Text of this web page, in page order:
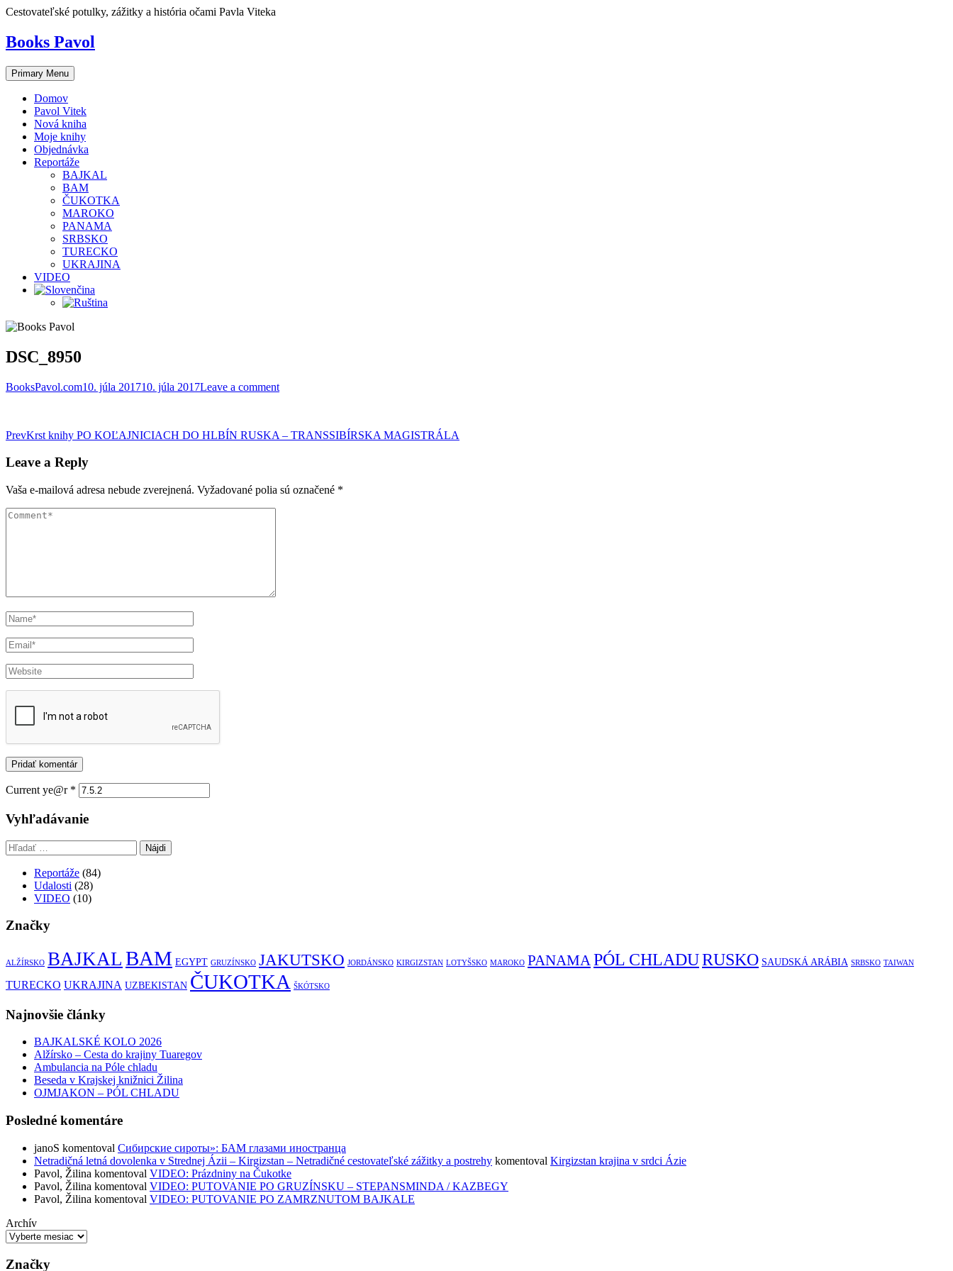
Skip
content
Cestovateľské potulky, zážitky a história očami Pavla Viteka
Books Pavol
Primary Menu
Domov
Pavol Vitek
Nová kniha
Moje knihy
Objednávka
Reportáže
BAJKAL
BAM
ČUKOTKA
MAROKO
PANAMA
SRBSKO
TURECKO
UKRAJINA
VIDEO
DSC_8950
BooksPavol.com10. júla 201710. júla 2017Leave a comment
Post
navigation
PrevKrst knihy PO KOĽAJNICIACH DO HLBÍN RUSKA – TRANSSIBÍRSKA MAGISTRÁLA
Leave a Reply
Vaša e-mailová adresa nebude zverejnená. Vyžadované polia sú označené *
Current ye@r *
Vyhľadávanie
Hľadať:
Reportáže (84)
Udalosti (28)
VIDEO (10)
Značky
ALŽÍRSKO BAJKAL BAM EGYPT GRUZÍNSKO JAKUTSKO JORDÁNSKO KIRGIZSTAN LOTYŠSKO MAROKO PANAMAPÓL CHLADURUSKO SAUDSKÁ ARÁBIA SRBSKO TAIWAN
TURECKO UKRAJINA UZBEKISTAN ČUKOTKA ŠKÓTSKO
Najnovšie články
BAJKALSKÉ KOLO 2026
Alžírsko – Cesta do krajiny Tuaregov
Ambulancia na Póle chladu
Beseda v Krajskej knižnici Žilina
OJMJAKON – PÓL CHLADU
Posledné komentáre
janoS komentoval Сибирские сироты»: БАМ глазами иностранца
Netradičná letná dovolenka v Strednej Ázii – Kirgizstan – Netradičné cestovateľské zážitky a postrehy komentoval Kirgizstan krajina v srdci Ázie
Pavol, Žilina komentoval VIDEO: Prázdniny na Čukotke
Pavol, Žilina komentoval VIDEO: PUTOVANIE PO GRUZÍNSKU – STEPANSMINDA / KAZBEGY
Pavol, Žilina komentoval VIDEO: PUTOVANIE PO ZAMRZNUTOM BAJKALE
Archív
Značky